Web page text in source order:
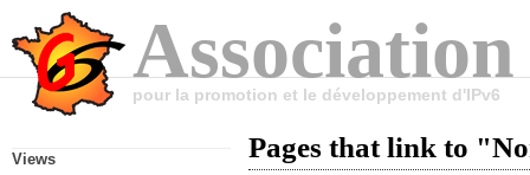
pour la promotion et le développement d'IPv6
Pages that link to
Views